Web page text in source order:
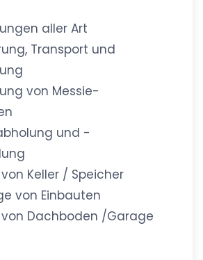
aller Art
Transport und
von Messie-
und -
Keller / Speicher
von Einbauten
Dachboden /Garage